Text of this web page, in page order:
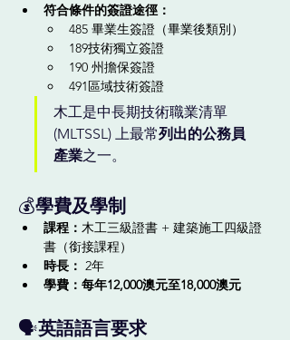
符合條件的簽證途徑：
485 畢業生簽證（畢業後類別）
189技術獨立簽證
190 州擔保簽證
491區域技術簽證
木工是中長期技術職業清單
(MLTSSL) 上最常列出的公務員
產業之一。
💰學費及學制
課程： 木工三級證書 + 建築施工四級證
書（銜接課程）
時長： 2年
學費： 每年12,000澳元至18,000澳元
🗣️英語語言要求